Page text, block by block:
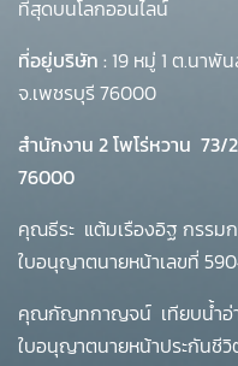
ที่สุดบนโลกออนไลน์
ที่อยู่บริษัท : 19 หมู่ 1 ต.นาพั
จ.เพชรบุรี 76000
สำนักงาน 2 โพโร่หวาน 73/
76000
คุณธีระ แต้มเรืองอิฐ กรรม
ใบอนุญาตนายหน้าเลขที่
คุณกัญทกาญจน์ เทียบน้ำอ่
ใบอนุญาตนายหน้าประกันชี